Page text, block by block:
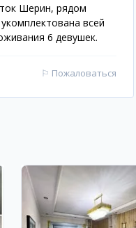
Шерин, рядом
всей
6 девушек.
⚐ Пожаловаться